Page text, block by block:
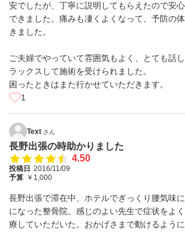
安でしたが、丁寧に説明してもらえたので安
できました。痛みも凄くよくなって、予防の
きました。
ご夫婦でやっていて雰囲気もよく、とても話
ラックスして施術を受けられました。
困ったときはまた行かせていただきます。
1
Text さん
長野出張の時助かりました
4.50
投稿日 2016/11/09
予算 ￥1,000
長野出張で滞在中、ホテルでぎっくり腰気味
になった整骨院。感じのよい先生で症状をよ
療していただいた。おかげさまで動けるよう